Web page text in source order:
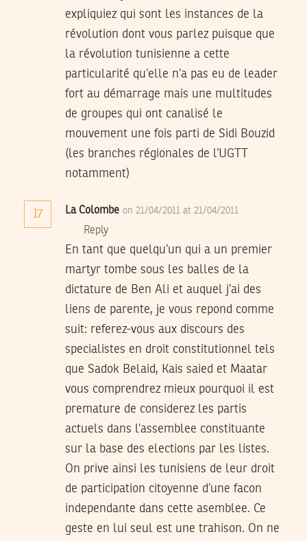
expliquiez qui sont les instances de la
révolution dont vous parlez puisque que
la révolution tunisienne a cette
particularité qu’elle n’a pas eu de leader
fort au démarrage mais une multitudes
de groupes qui ont canalisé le
mouvement une fois parti de Sidi Bouzid
(les branches régionales de l’UGTT
notamment)
17 La Colombe on 21/04/2011 at 21/04/2011
Reply
En tant que quelqu’un qui a un premier
martyr tombe sous les balles de la
dictature de Ben Ali et auquel j’ai des
liens de parente, je vous repond comme
suit: referez-vous aux discours des
specialistes en droit constitutionnel tels
que Sadok Belaid, Kais saied et Maatar
vous comprendrez mieux pourquoi il est
premature de considerez les partis
actuels dans l’assemblee constituante
sur la base des elections par les listes.
On prive ainsi les tunisiens de leur droit
de participation citoyenne d’une facon
independante dans cette asemblee. Ce
geste en lui seul est une trahison. On ne